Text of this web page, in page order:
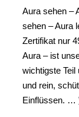
Aura sehen –
sehen – Aura
Zertifikat nur
Aura – ist
wichtigste
und rein,
Einflüssen. …